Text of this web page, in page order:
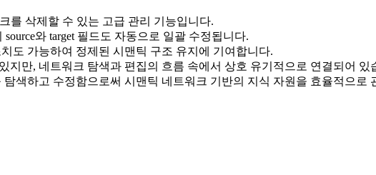
를 삭제할 수 있는 고급 관리 기능입니다.
와 target 필드도 자동으로 일괄 수정됩니다.
도 가능하여 정제된 시맨틱 구조 유지에 기여합니다.
지만, 네트워크 탐색과 편집의 흐름 속에서 상호 유기적으로 연결되어 있
색하고 수정함으로써 시맨틱 네트워크 기반의 지식 자원을 효율적으로